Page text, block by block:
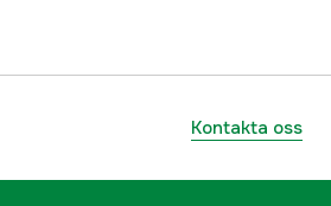
Kontakta oss